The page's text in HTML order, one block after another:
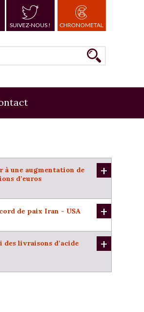
SUIVEZ-NOUS ! CHRONOMETAL
à une augmentation de
d’euros
+
de paix Iran - USA +
livraisons d’acide
+